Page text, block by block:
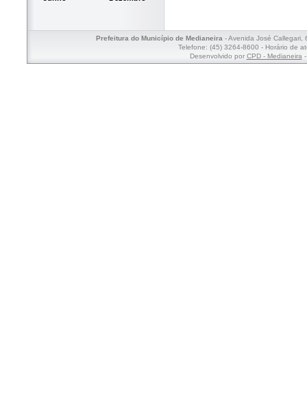
Prefeitura do Município de Medianeira- Avenida José Callegari,
Telefone: (45) 3264-8600 - Horário de
Desenvolvido por CPD - Medianeira-